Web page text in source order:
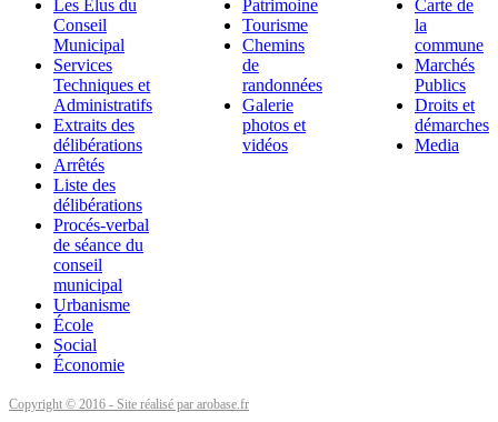
Les Élus du
Conseil
Municipal
Services
Techniques et
Administratifs
Extraits des
délibérations
Arrêtés
Liste des
délibérations
Procés-verbal
de séance du
conseil
municipal
Urbanisme
École
Social
Économie
Patrimoine
Tourisme
Chemins
de
randonnées
Galerie
photos et
vidéos
Carte de
la
commune
Marchés
Publics
Droits et
démarches
Media
Copyright © 2016 - Site réalisé par arobase.fr